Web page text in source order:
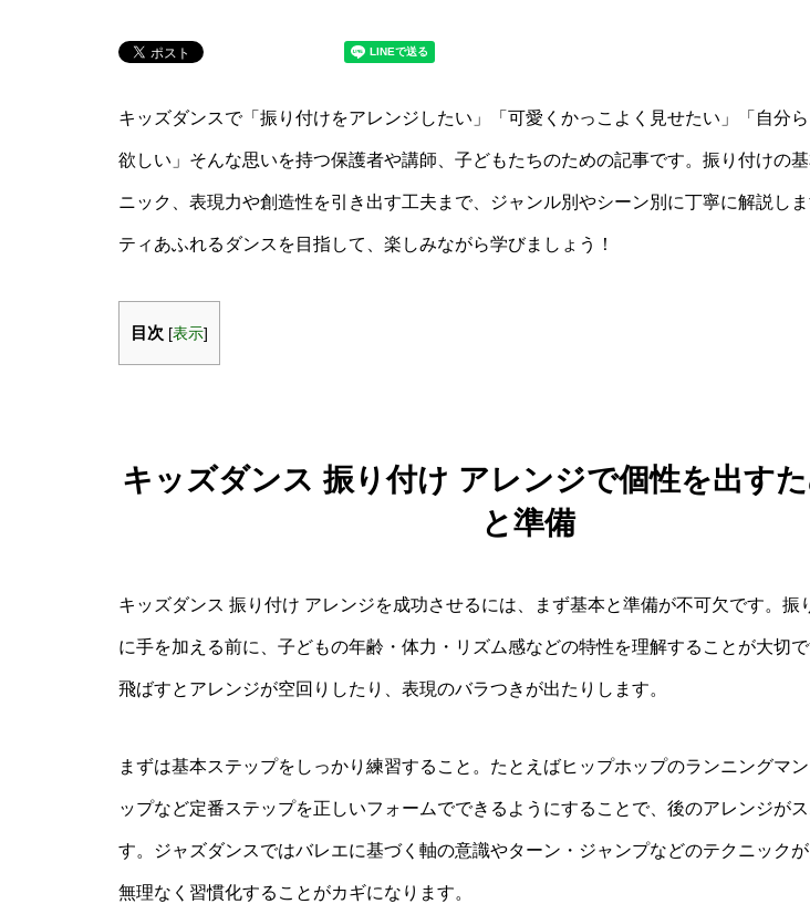
キッズダンスで「振り付けをアレンジしたい」「可愛くかっこよく見せたい」「自分
欲しい」そんな思いを持つ保護者や講師、子どもたちのための記事です。振り付けの
ニック、表現力や創造性を引き出す工夫まで、ジャンル別やシーン別に丁寧に解説し
ティあふれるダンスを目指して、楽しみながら学びましょう！
目次 [表示]
キッズダンス 振り付け アレンジで個性を出す
と準備
キッズダンス 振り付け アレンジを成功させるには、まず基本と準備が不可欠です。振
に手を加える前に、子どもの年齢・体力・リズム感などの特性を理解することが大切
飛ばすとアレンジが空回りしたり、表現のバラつきが出たりします。
まずは基本ステップをしっかり練習すること。たとえばヒップホップのランニングマ
ップなど定番ステップを正しいフォームでできるようにすることで、後のアレンジが
す。ジャズダンスではバレエに基づく軸の意識やターン・ジャンプなどのテクニック
無理なく習慣化することがカギになります。